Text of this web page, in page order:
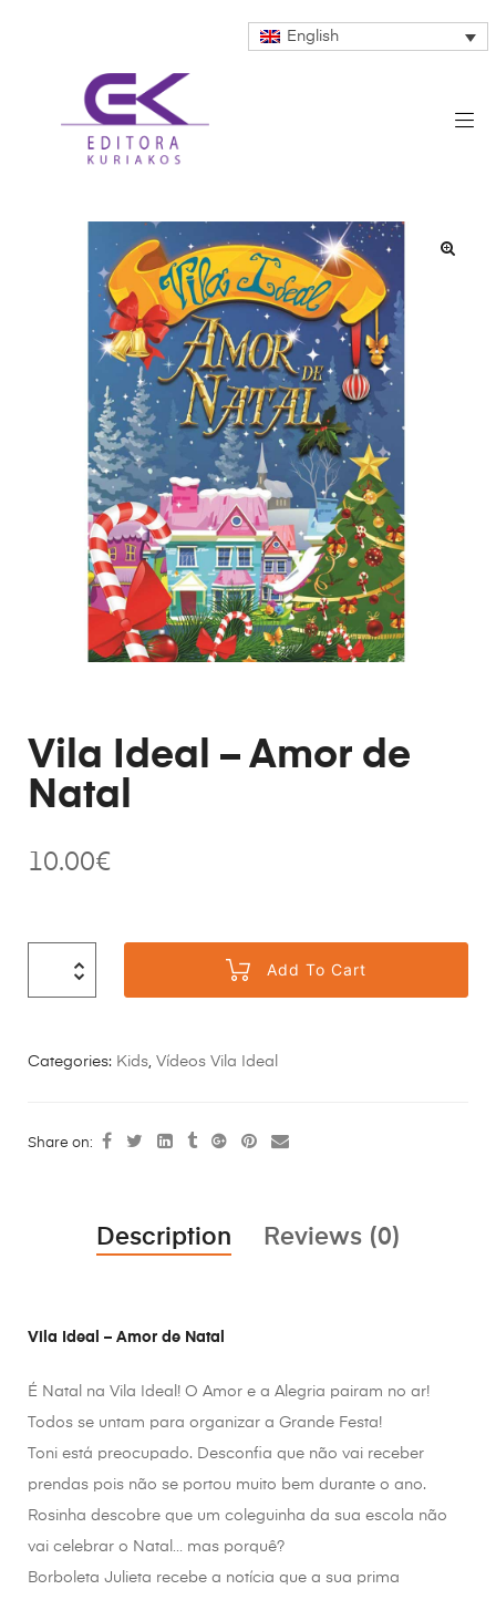
English
Vila Ideal – Amor de
Natal
10.00€
Add To Cart
Categories: Kids Vídeos Vila Ideal
Share on:
Description Reviews (0)
Vila Ideal – Amor de Natal
É Natal na Vila Ideal! O Amor e a Alegria pairam no ar!
Todos se untam para organizar a Grande Festa!
Toni está preocupado. Desconfia que não vai receber
prendas pois não se portou muito bem durante o ano.
Rosinha descobre que um coleguinha da sua escola não
vai celebrar o Natal… mas porquê?
Borboleta Julieta recebe a notícia que a sua prima